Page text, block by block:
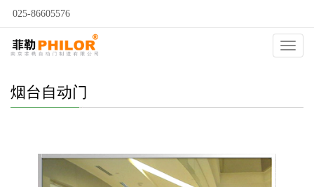
025-86605576
自动门
烟台自动门